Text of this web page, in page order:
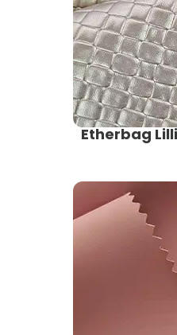
Etherbag